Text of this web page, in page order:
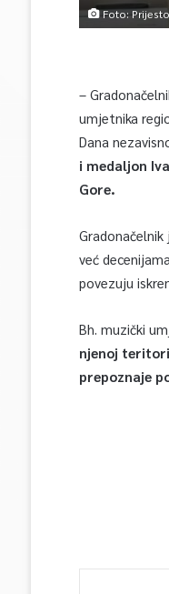
Foto:
–
umjetnika
Dana
i medaljon
Gore.
već
povezuju
Bh. muzički
njenoj
prepoznaje